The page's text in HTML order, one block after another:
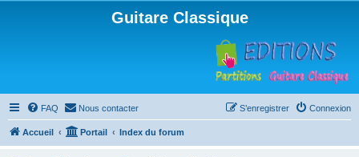
Guitare Classique
FAQ Nous contacter Connexion
S’enregistrer
Accueil Portail Index du forum